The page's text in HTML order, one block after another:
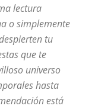
lectura
o simplemente
tu
que te
universo
hasta
está